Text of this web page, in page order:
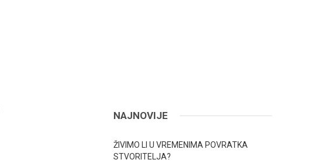
NAJNOVIJE
ŽIVIMO LI U VREMENIMA POVRATKA
STVORITELJA?